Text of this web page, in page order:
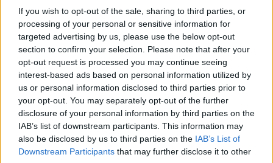
If you wish to opt-out of the sale, sharing to third parties, or
processing of your personal or sensitive information for
targeted advertising by us, please use the below opt-out
section to confirm your selection. Please note that after your
opt-out request is processed you may continue seeing
interest-based ads based on personal information utilized by
us or personal information disclosed to third parties prior to
your opt-out. You may separately opt-out of the further
disclosure of your personal information by third parties on the
IAB’s list of downstream participants. This information may
also be disclosed by us to third parties on the IAB’s List of
Downstream Participants that may further disclose it to other
semplificazione delle regole contabili, ovvero meno burocrazia,
sblocco della legge sui piccoli Comuni, un fondo nazionale per gli
investimenti".
La Regione Toscana - ricorda ancora la consigliere Pd - in questi
anni ha fatto molto per assicurare pari opportunità tra i territori su
servizi diistruzione, salute e mobilità. Ora chiediamo alla Giunta
di perseguire questo impegno sostenendo presso il Governo e il
Parlamento le proposte fatte da Anci, e mettendo in campo ogni
ulteriore iniziativa utile a contrastare lo spopolamento delle aree
marginali, garantire un adeguato livello di servizi, supportare le